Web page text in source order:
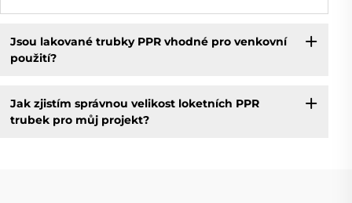
Jsou lakované trubky PPR vhodné pro venkovní
použití?
Jak zjistím správnou velikost loketních PPR
trubek pro můj projekt?